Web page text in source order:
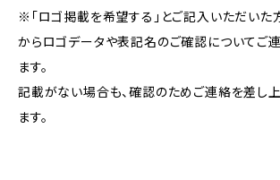
※「ロゴ掲載を希望する」とご記入いただいた
からロゴデータや表記名のご確認についてご
ます。
記載がない場合も、確認のためご連絡を差し
ます。